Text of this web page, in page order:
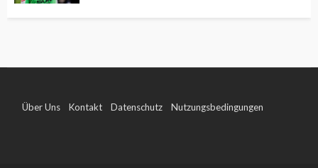
Über Uns Kontakt Datenschutz Nutzungsbedingungen